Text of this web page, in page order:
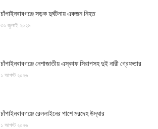
চাঁপাইনবাবগঞ্জে সড়ক দুর্ঘটনায় একজন নিহত
৩১ জুলাই ২০২৬
চাঁপাইনবাবগঞ্জে নেশাজাতীয় এস্কাফ সিরাপসহ দুই নারী গ্রেফতার
১ আগস্ট ২০২৬
চাঁপাইনবাবগঞ্জে রেললাইনের পাশে মরদেহ উদ্ধার
১ আগস্ট ২০২৬